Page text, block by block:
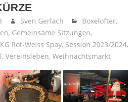
Sven Gerlach Boxelöfter,
, Gemeinsame Sitzungen,
KG Rot-Weiss Spay, Session 2023/2024,
, Vereinsleben, Weihnachtsmarkt